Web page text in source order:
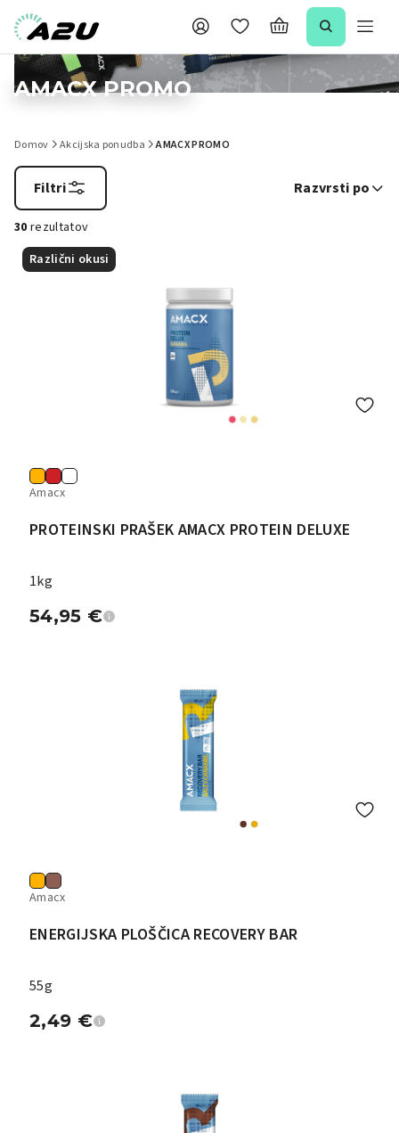
AMACX PROMO
Domov Akcijska ponudba AMACX PROMO
Filtri
30 rezultatov
Razvrsti po
Različni okusi
Amacx
PROTEINSKI PRAŠEK AMACX PROTEIN DELUXE
1kg
54,95 €
Amacx
ENERGIJSKA PLOŠČICA RECOVERY BAR
55g
2,49 €